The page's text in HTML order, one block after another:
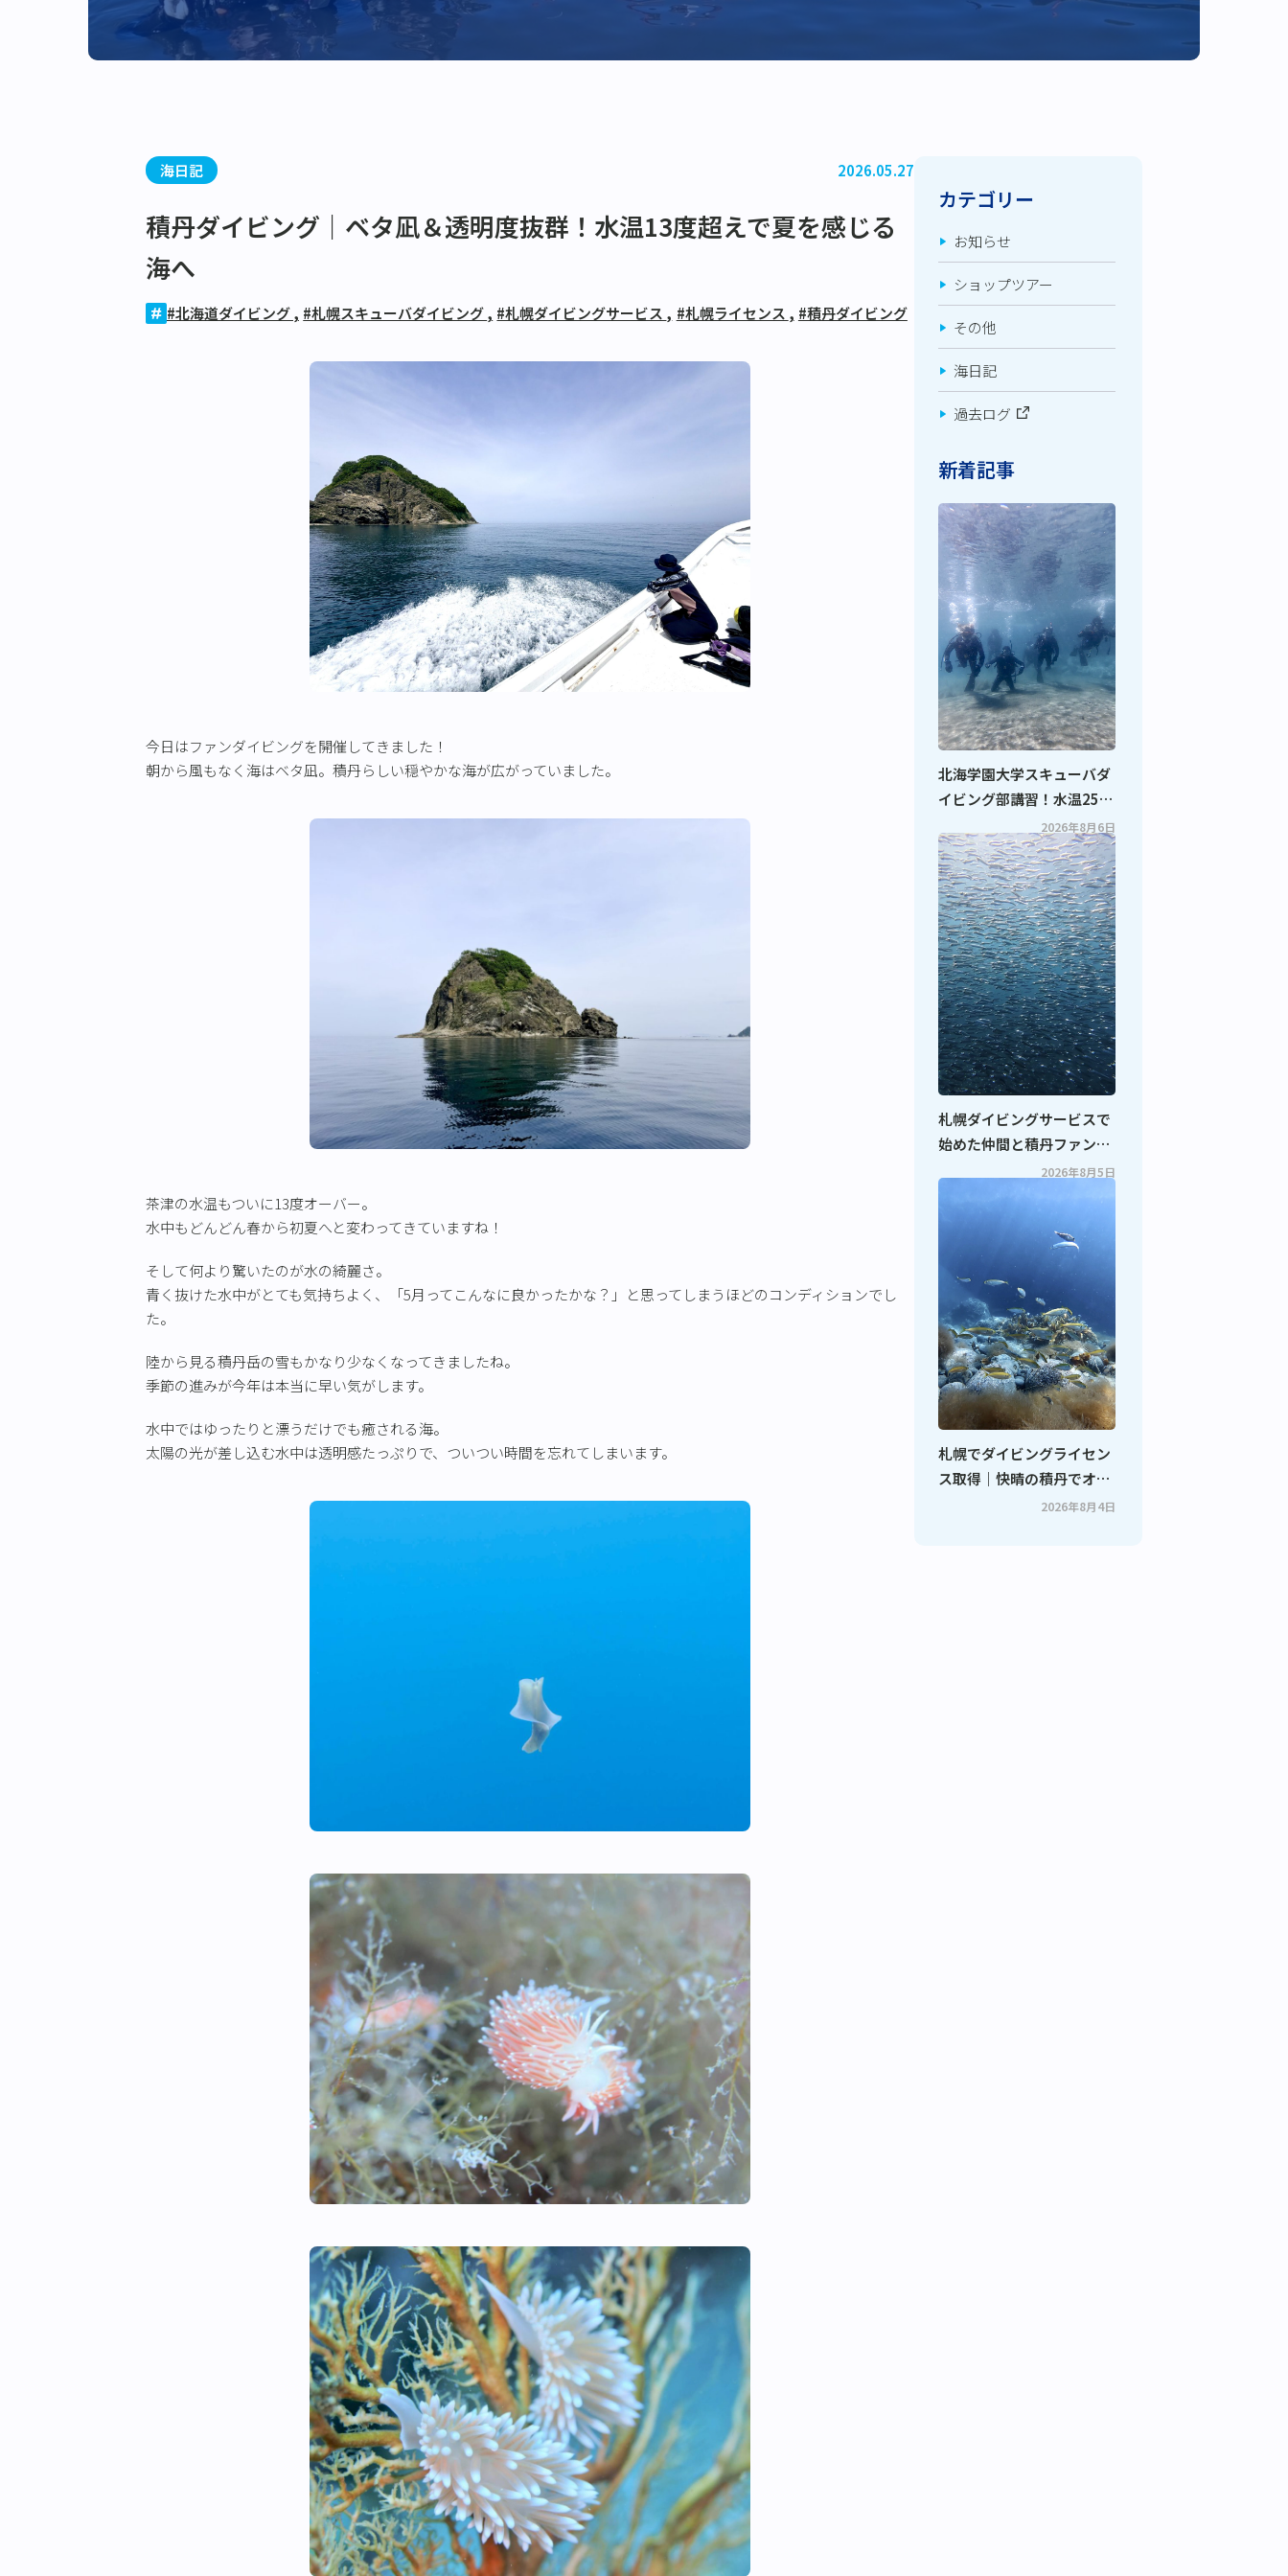
海日記 2026.05.27
積丹ダイビング｜ベタ凪＆透明度抜群！水温13度超えで夏を感じる
海へ
#北海道ダイビング, #札幌スキューバダイビング, #札幌ダイビングサービス , #札幌ライセンス , #積丹ダイビング
今日はファンダイビングを開催してきました！
朝から風もなく海はベタ凪。積丹らしい穏やかな海が広がっていました。
茶津の水温もついに13度オーバー。
水中もどんどん春から初夏へと変わってきていますね！
そして何より驚いたのが水の綺麗さ。
青く抜けた水中がとても気持ちよく、「5月ってこんなに良かったかな？」と思ってしまうほどのコンディションでし
た。
陸から見る積丹岳の雪もかなり少なくなってきましたね。
季節の進みが今年は本当に早い気がします。
水中ではゆったりと漂うだけでも癒される海。
太陽の光が差し込む水中は透明感たっぷりで、ついつい時間を忘れてしまいます。
カテゴリー
お知らせ
ショップツアー
その他
海日記
過去ログ
新着記事
北海学園大学スキューバダ
イビング部講習！水温25度
の最高のコンディションで
スキルアップ！
2026年8月6日
札幌ダイビングサービスで
始めた仲間と積丹ファンダ
2026年8月5日
札幌でダイビングライセン
ス取得｜快晴の積丹でオー
プンウォーターダイバーコ
2026年8月4日